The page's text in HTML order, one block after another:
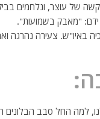
של עוצר, ונלחמים
"מאבק בשמועות".
באיו"ש. צעירה נהרגה
למה החל סבב הבלונים